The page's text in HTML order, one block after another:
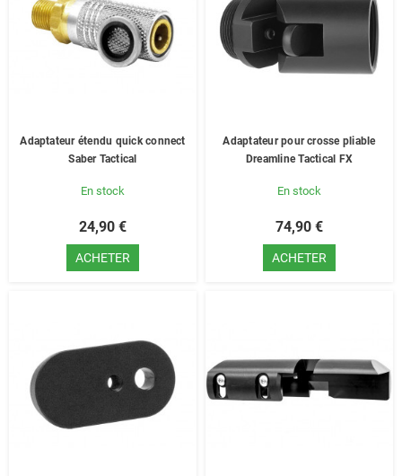
Adaptateur étendu quick connect
Saber Tactical
En stock
24,90 €
ACHETER
Adaptateur pour crosse pliable
Dreamline Tactical FX
En stock
74,90 €
ACHETER